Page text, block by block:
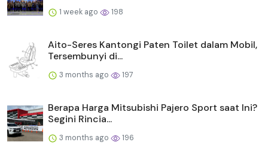
1 week ago 198
Aito-Seres Kantongi Paten Toilet dalam Mobil,
Tersembunyi di...
3 months ago 197
Berapa Harga Mitsubishi Pajero Sport saat Ini?
Segini Rincia...
3 months ago 196